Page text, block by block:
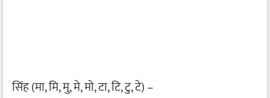
सिंह (मा, मि, मु, मे, मो, टा, टि, टु, टे) –